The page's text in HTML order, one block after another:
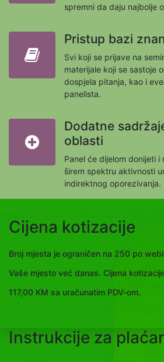
spremni da daju najbolje
Pristup bazi
Svi koji se prijave na
materijale koji se sastoje
dospjela pitanja, kao i
panelista.
Dodatne
oblasti
Panel će dijelom donijeti i
širem spektru aktivnosti
indirektnog oporezivanja.
Cijena kotizacije
Broj mjesta je ograničen na 250 po
Vaše mjesto već danas. Cijena
117,00 KM sa uračunatim PDV-om.
Instrukcije za